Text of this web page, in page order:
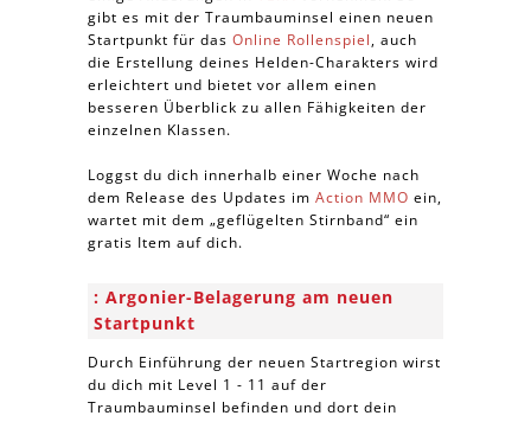
gibt es mit der Traumbauminsel einen neuen
Startpunkt für das Online Rollenspiel, auch
die Erstellung deines Helden-Charakters wird
erleichtert und bietet vor allem einen
besseren Überblick zu allen Fähigkeiten der
einzelnen Klassen.
Loggst du dich innerhalb einer Woche nach
dem Release des Updates im Action MMO ein,
wartet mit dem „geflügelten Stirnband“ ein
gratis Item auf dich.
Argonier-Belagerung am neuen
Startpunkt
Durch Einführung der neuen Startregion wirst
du dich mit Level 1 - 11 auf der
Traumbauminsel befinden und dort dein